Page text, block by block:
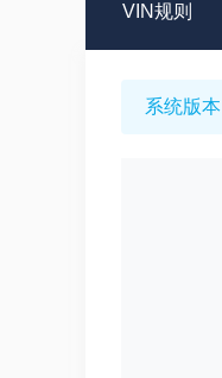
VIN规则
系统版本